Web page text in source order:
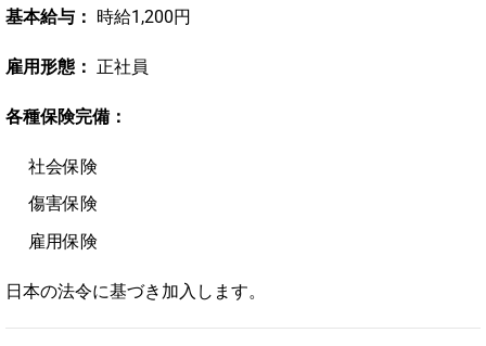
基本給与： 時給1,200円
雇用形態： 正社員
各種保険完備：
社会保険
傷害保険
雇用保険
日本の法令に基づき加入します。